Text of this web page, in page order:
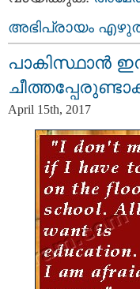
അഭിപ്രായം
പാകിസ്ഥാന്‍
April 15th, 2017